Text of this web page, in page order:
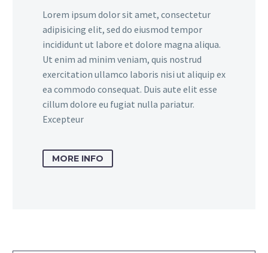
Lorem ipsum dolor sit amet, consectetur
adipisicing elit, sed do eiusmod tempor
incididunt ut labore et dolore magna aliqua.
Ut enim ad minim veniam, quis nostrud
exercitation ullamco laboris nisi ut aliquip ex
ea commodo consequat. Duis aute elit esse
cillum dolore eu fugiat nulla pariatur.
Excepteur
MORE INFO